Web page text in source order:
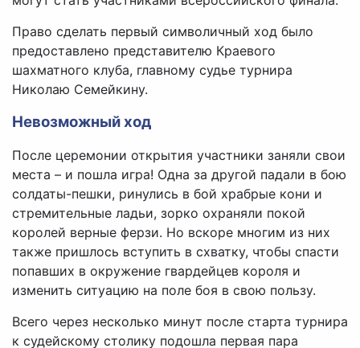
Право сделать первый символичный ход было
предоставлено представителю Краевого
шахматного клуба, главному судье турнира
Николаю Семейкину.
Невозможный ход
После церемонии открытия участники заняли свои
места – и пошла игра! Одна за другой падали в бою
солдаты-пешки, ринулись в бой храбрые кони и
стремительные ладьи, зорко охраняли покой
королей верные ферзи. Но вскоре многим из них
также пришлось вступить в схватку, чтобы спасти
попавших в окружение гвардейцев короля и
изменить ситуацию на поле боя в свою пользу.
Всего через несколько минут после старта турнира
к судейскому столику подошла первая пара